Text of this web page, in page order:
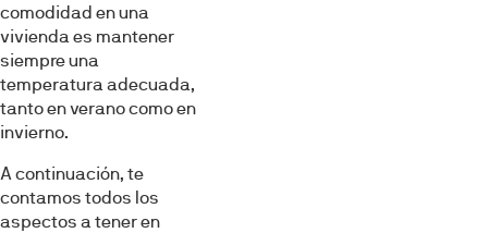
comodidad en una
vivienda es mantener
siempre una
temperatura adecuada,
tanto en verano como en
invierno.
A continuación, te
contamos todos los
aspectos a tener en